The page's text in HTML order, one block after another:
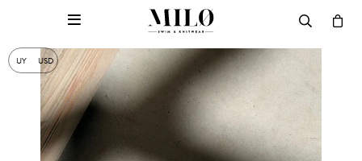
UY USD
